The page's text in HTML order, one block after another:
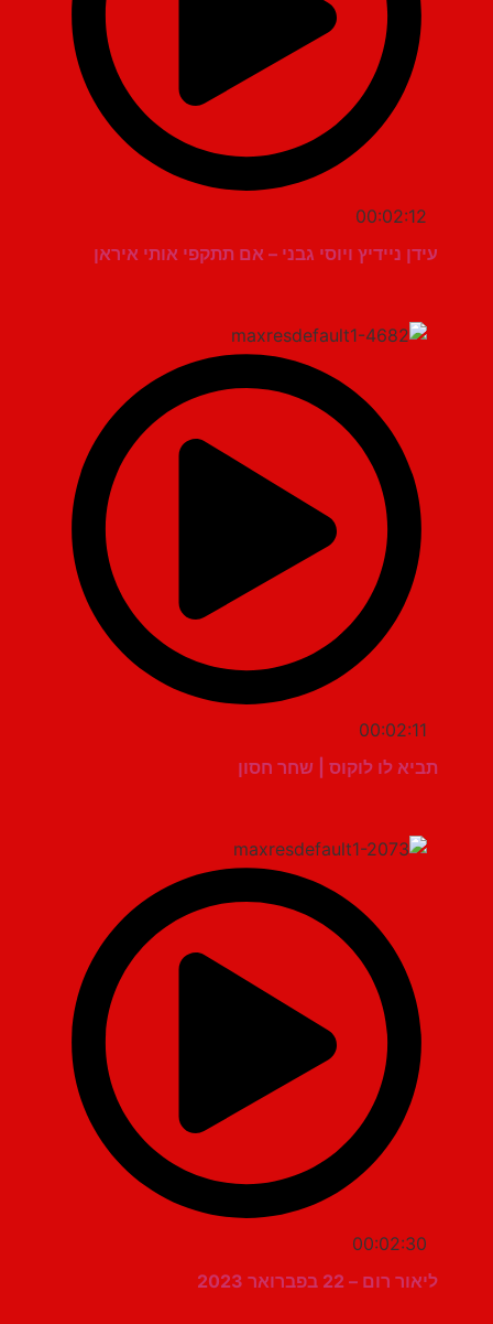
00:02:12
עידן ניידיץ ויוסי גבני – אם תתקפי אותי איראן
00:02:11
תביא לו לוקוס | שחר חסון
00:02:30
ליאור רום – 22 בפברואר 2023